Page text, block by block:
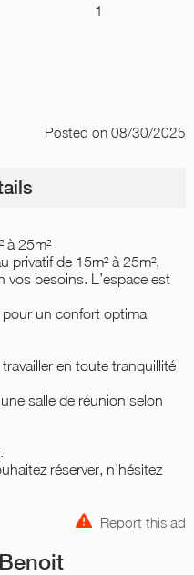
1
Postedon 08/30/2025
à 25m²
privatif de 15m² à 25m²,
vos besoins. L’espace est
un confort optimal
en toute tranquillité
salle de réunion selon
réserver, n’hésitez
Report this ad